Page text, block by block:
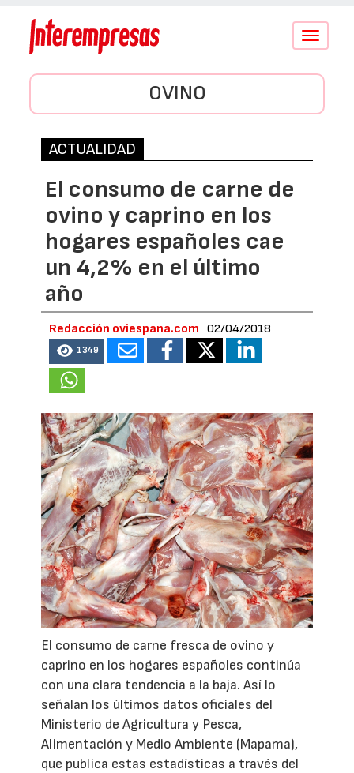
Conmutar
OVINO
ACTUALIDAD
El consumo de carne de
ovino y caprino en los
hogares españoles cae
un 4,2% en el último
año
Redacción oviespana.com 02/04/2018
1349
El consumo de carne fresca de ovino y
caprino en los hogares españoles continúa
con una clara tendencia a la baja. Así lo
señalan los últimos datos oficiales del
Ministerio de Agricultura y Pesca,
Alimentación y Medio Ambiente (Mapama),
que publica estas estadísticas a través del